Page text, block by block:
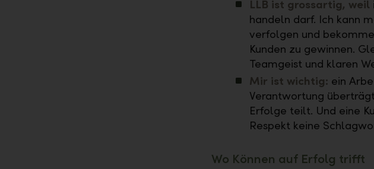
LLB ist grossartig, weil
handeln darf. Ich kann
verfolgen und
Kunden zu gewinnen.
Teamgeist und klaren
Mir ist wichtig: ein
Verantwortung
Erfolge teilt. Und eine
Respekt keine
Wo Können auf Erfolg trifft